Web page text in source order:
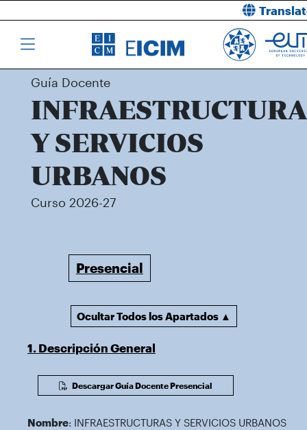
Guía Docente
Y SERVICIOS
URBANOS
Curso 2026-27
Presencial
Ocultar Todos los Apartados ▲
1. Descripción General
Descargar Guía Docente Presencial
Nombre: INFRAESTRUCTURAS Y SERVICIOS URBANOS